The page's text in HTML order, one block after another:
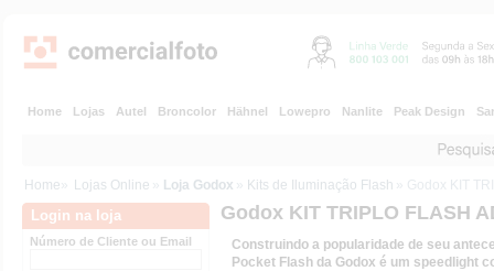
Home Lojas Autel Broncolor Hähnel Lowepro Nanlite Peak Design
Home » Lojas Online » Loja Godox » Kits de Iluminação Flash » Godox KIT
Login na loja
Número de Cliente ou Email
Godox KIT TRIPLO FLASH
Construindo a popularidade de seu
Pocket Flash da Godox é um speedlight